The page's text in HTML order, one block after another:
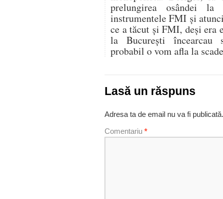
prelungirea osândei
instrumentele FMI şi
ce a tăcut şi FMI, deşi era
la Bucureşti încearcau
probabil o vom afla la
Lasă un răspuns
Adresa ta de email nu va fi publicată.
Comentariu *